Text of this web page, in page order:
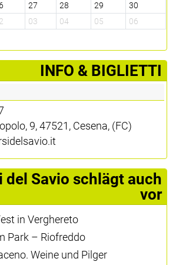
27 28 29
30
03 04 05 06
­INFO & BIGLIETTI
9, 47521, Cesena, (FC)
del Savio schlägt auch
vor
in Verghereto
Park – Riofreddo
Weine und Pilger